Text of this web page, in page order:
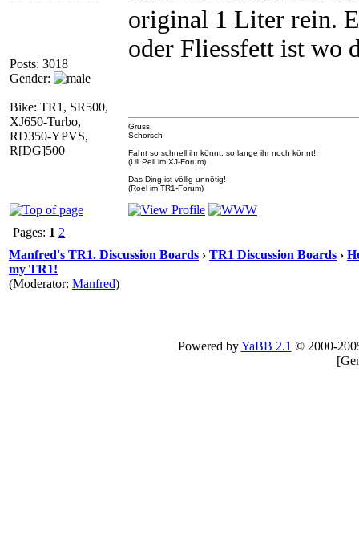
Posts: 3018
Gender:
Bike: TR1, SR500,
XJ650-Turbo,
RD350-YPVS,
R[DG]500
original 1 Liter rein.
oder Fliessfett ist wo
Gruss,
Schorsch
Fahrt so schnell ihr könnt, so lange ihr noch könnt!
(Uli Peil im XJ-Forum)
Das Ding ist völlig unnötig!
(Roel im TR1-Forum)
Pages: 1 2
Manfred's TR1. Discussion Boards › TR1 Discussion Boards ›
my TR1!
(Moderator: Manfred)
Powered byYaBB 2.1 © 2000-
[